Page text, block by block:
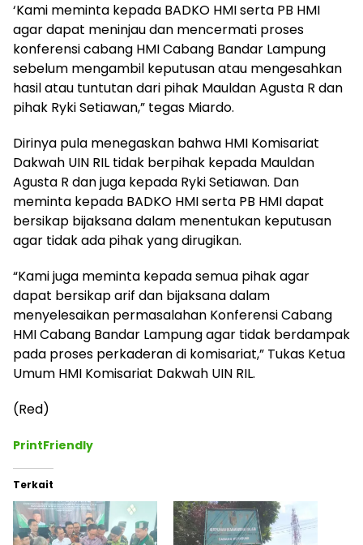
‘Kami meminta kepada BADKO HMI serta PB HMI
agar dapat meninjau dan mencermati proses
konferensi cabang HMI Cabang Bandar Lampung
sebelum mengambil keputusan atau mengesahkan
hasil atau tuntutan dari pihak Mauldan Agusta R dan
pihak Ryki Setiawan,” tegas Miardo.
Dirinya pula menegaskan bahwa HMI Komisariat
Dakwah UIN RIL tidak berpihak kepada Mauldan
Agusta R dan juga kepada Ryki Setiawan. Dan
meminta kepada BADKO HMI serta PB HMI dapat
bersikap bijaksana dalam menentukan keputusan
agar tidak ada pihak yang dirugikan.
“Kami juga meminta kepada semua pihak agar
dapat bersikap arif dan bijaksana dalam
menyelesaikan permasalahan Konferensi Cabang
HMI Cabang Bandar Lampung agar tidak berdampak
pada proses perkaderan di komisariat,” Tukas Ketua
Umum HMI Komisariat Dakwah UIN RIL.
(Red)
PrintFriendly
Terkait